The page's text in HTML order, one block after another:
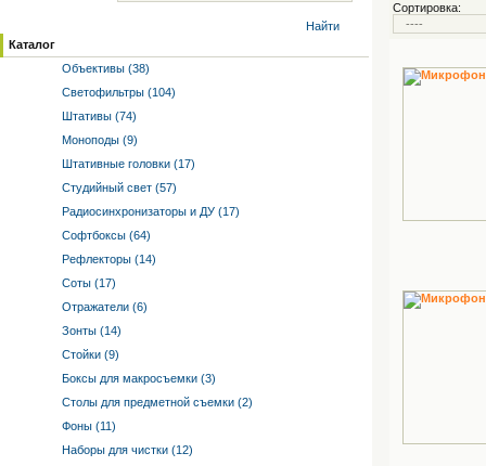
Найти
Каталог
Объективы (38)
Светофильтры (104)
Штативы (74)
Моноподы (9)
Штативные головки (17)
Студийный свет (57)
Радиосинхронизаторы и ДУ (17)
Софтбоксы (64)
Рефлекторы (14)
Соты (17)
Отражатели (6)
Зонты (14)
Стойки (9)
Боксы для макросъемки (3)
Столы для предметной съемки (2)
Фоны (11)
Наборы для чистки (12)
Сортировка: